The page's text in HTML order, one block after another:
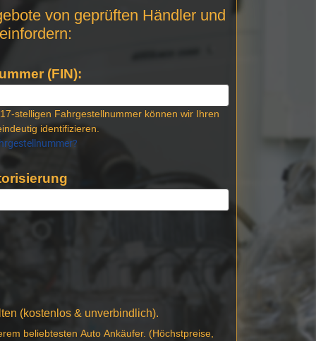
von geprüften Händler und
(FIN):
stelligen Fahrgestellnummer können wir Ihren
identifizieren.
(kostenlos & unverbindlich).
beliebtesten Auto Ankäufer. (Höchstpreise,